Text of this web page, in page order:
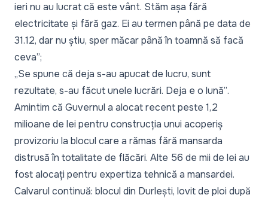
ieri nu au lucrat că este vânt. Stăm așa fără
electricitate și fără gaz. Ei au termen până pe data de
31.12, dar nu știu, sper măcar până în toamnă să facă
ceva”;
„Se spune că deja s-au apucat de lucru, sunt
rezultate, s-au făcut unele lucrări. Deja e o lună”.
Amintim că Guvernul a alocat recent peste 1,2
milioane de lei pentru construcția unui acoperiș
provizoriu la blocul care a rămas fără mansarda
distrusă în totalitate de flăcări. Alte 56 de mii de lei au
fost alocați pentru expertiza tehnică a mansardei.
Calvarul continuă: blocul din Durlești, lovit de ploi după